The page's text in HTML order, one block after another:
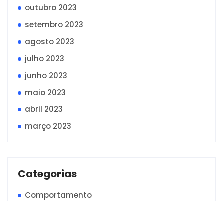
outubro 2023
setembro 2023
agosto 2023
julho 2023
junho 2023
maio 2023
abril 2023
março 2023
Categorias
Comportamento